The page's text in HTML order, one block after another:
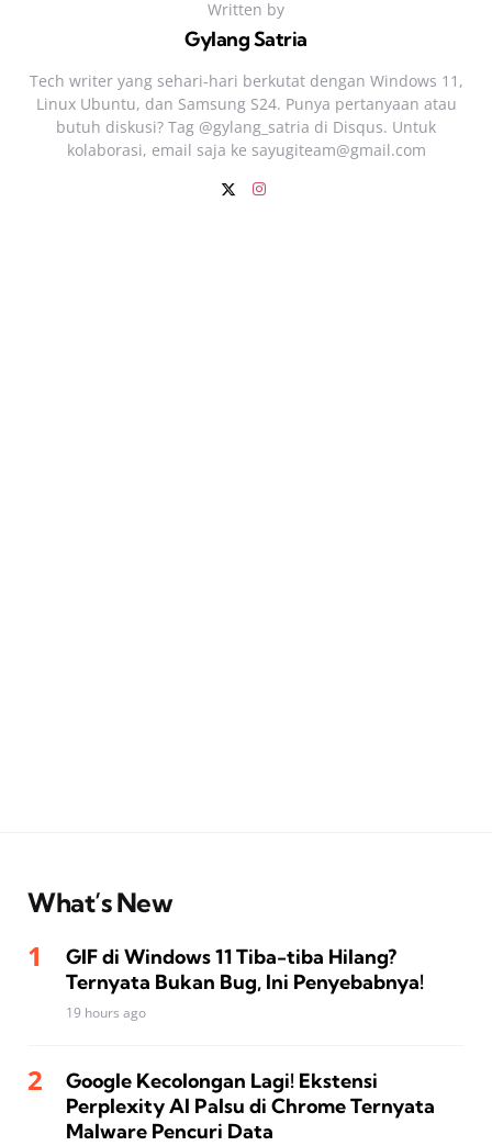
Written by
Gylang Satria
Tech writer yang sehari‑hari berkutat dengan Windows 11,
Linux Ubuntu, dan Samsung S24. Punya pertanyaan atau
butuh diskusi? Tag @gylang_satria di Disqus. Untuk
kolaborasi, email saja ke sayugiteam@gmail.com
What’s New
GIF di Windows 11 Tiba-tiba Hilang?
Ternyata Bukan Bug, Ini Penyebabnya!
19 hours ago
Google Kecolongan Lagi! Ekstensi
Perplexity AI Palsu di Chrome Ternyata
Malware Pencuri Data